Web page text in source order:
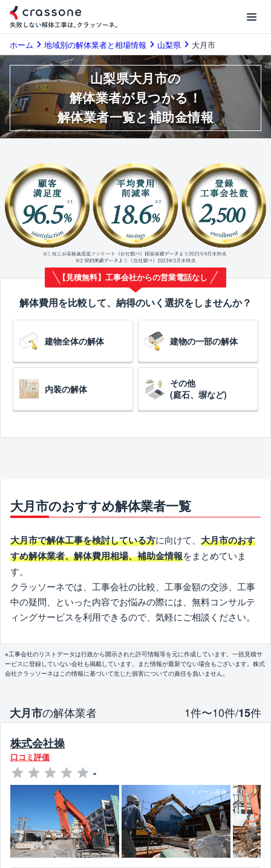
ホーム 地域別の解体業者と相場情報 山梨県 大月市
山梨県大月市の
解体業者が見つかる！
解体業者一覧と補助金情報
【見積無料】工事会社からの営業電話なし
解体費用を比較して、納得のいく選択をしませんか？
建物全体の解体 建物の一部の解体
内装の解体
その他
(庭石、塀など)
大月市のおすすめ解体業者一覧
大月市で解体工事を検討している方に向けて、 大月市のおす
すめ解体業者、解体費用相場、補助金情報をまとめていま
す。
クラッソーネでは、工事会社の比較、工事金額の交渉、工事
中の疑問、といった内容でお悩みの際には、無料コンサルテ
ィングサービスを利用できるので、気軽にご相談ください。
※工事会社のリストデータは行政から開示された許可情報等を元に作成しています。一括見積サ
ービスに登録していない会社も掲載しています。また情報が最新でない場合もございます。株式
会社クラッソーネはこの情報に基づいて生じた損害についての責任を負いません。
大月市の解体業者 1件〜10件/15件
株式会社操
口コミ評価
-